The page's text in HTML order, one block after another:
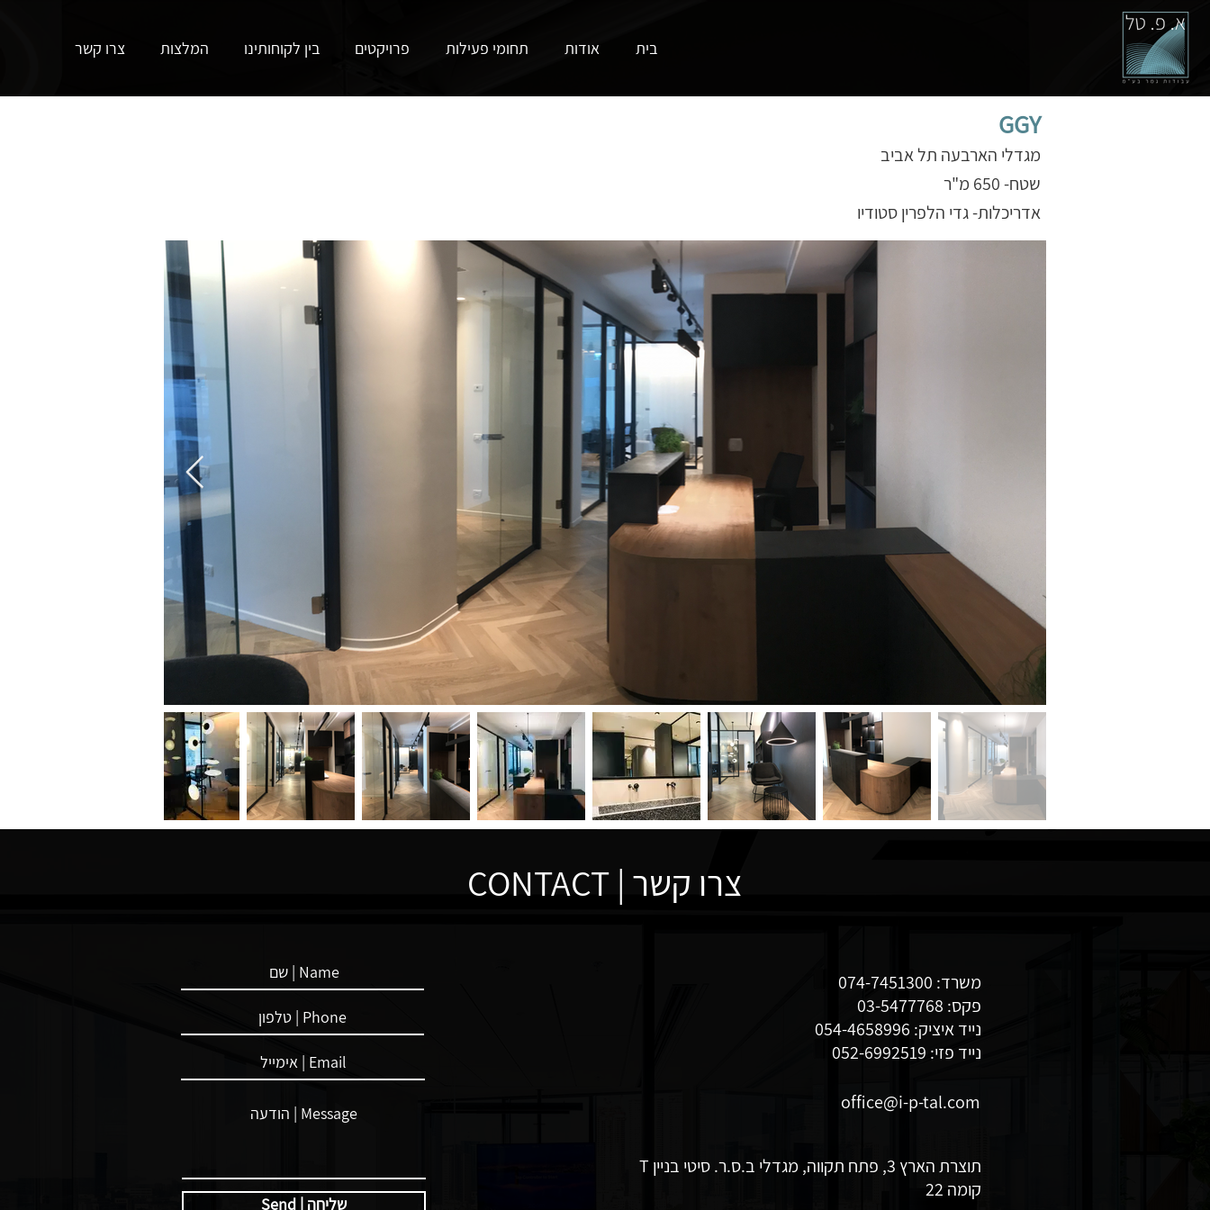
בית אודות תחומי פעילות פרויקטים בין לקוחותינו המלצות צרו קשר
GGY
מגדלי הארבעה תל אביב
שטח- 650 מ"ר
אדריכלות- גדי הלפרין סטודיו
צרו קשר | CONTACT
Send | שליחה
משרד: 074-7451300
פקס: 03-5477768
נייד איציק: 054-4658996
נייד פזי: 052-6992519
office@i-p-tal.com
תוצרת הארץ 3, פתח תקווה, מגדלי ב.ס.ר. סיטי בניין T
קומה 22